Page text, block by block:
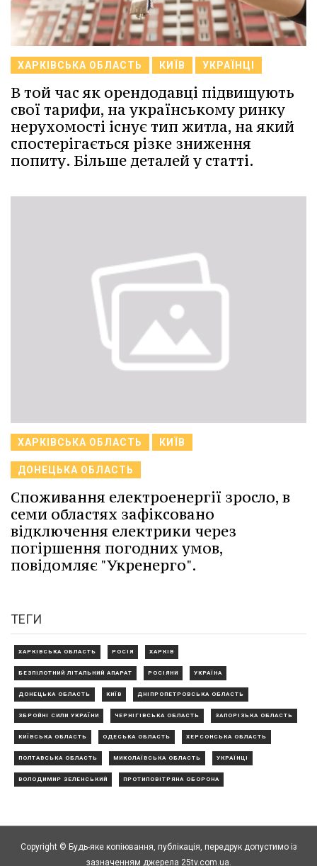
ХАРКІВСЬКА ОБЛАСТЬ КИЇВ УКРАЇНЦІ
В той час як орендодавці підвищують
свої тарифи, на українському ринку
нерухомості існує тип житла, на який
спостерігається різке зниження
попиту. Більше деталей у статті.
ХАРКІВСЬКА ОБЛАСТЬ КИЇВ
ДОНЕЦЬКА ОБЛАСТЬ
Споживання електроенергії зросло, в
семи областях зафіксовано
відключення електрики через
погіршення погодних умов,
повідомляє "Укренерго".
ТЕГИ
ХАРКІВСЬКА ОБЛАСТЬ РОСІЯ ХАРКІВ
БЕЗПІЛОТНИЙ ЛІТАЛЬНИЙ АПАРАТ РОСІЯНИ УКРАЇНА
ДОНЕЦЬКА ОБЛАСТЬ КИЇВ ДНІПРОПЕТРОВСЬКА ОБЛАСТЬ
ЗБРОЙНІ СИЛИ УКРАЇНИ ЧЕРНІГІВСЬКА ОБЛАСТЬ ЗАПОРІЗЬКА ОБЛАСТЬ
КИЇВСЬКА ОБЛАСТЬ ОДЕСЬКА ОБЛАСТЬ ХЕРСОНСЬКА ОБЛАСТЬ
ПОЛТАВСЬКА ОБЛАСТЬ МИКОЛАЇВСЬКА ОБЛАСТЬ УКРАЇНЦІ
ВОЛОДИМИР ЗЕЛЕНСЬКИЙ ПРОТИПОВІТРЯНА ОБОРОНА
Copyright © Будь-яке копiювання, публiкацiя, передрук допустимо із
зазначенням джерела 25tv.com.ua.